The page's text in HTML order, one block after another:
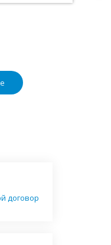
договор